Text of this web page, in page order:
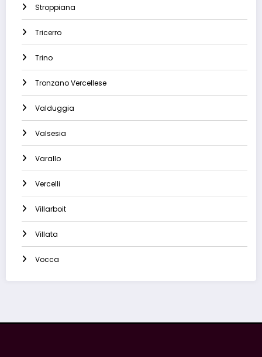
Stroppiana
Tricerro
Trino
Tronzano Vercellese
Valduggia
Valsesia
Varallo
Vercelli
Villarboit
Villata
Vocca